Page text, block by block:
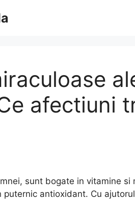
afectiuni
sunt bogate in vitamine si
puternic antioxidant. Cu